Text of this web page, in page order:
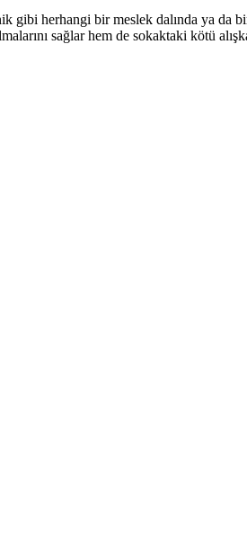
herhangi bir meslek dalında ya
sağlar hem de sokaktaki kötü